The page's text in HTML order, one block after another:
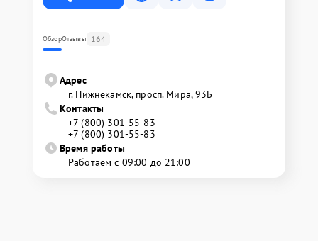
ОбзорОтзывы 164
Адрес
г. Нижнекамск, просп. Мира, 93Б
Контакты
+7 (800) 301-55-83
+7 (800) 301-55-83
Время работы
Работаем с 09:00 до 21:00